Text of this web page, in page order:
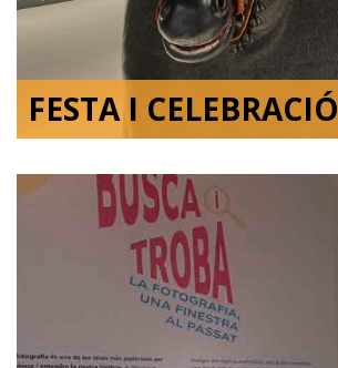
FESTA I CELEBRACIÓ